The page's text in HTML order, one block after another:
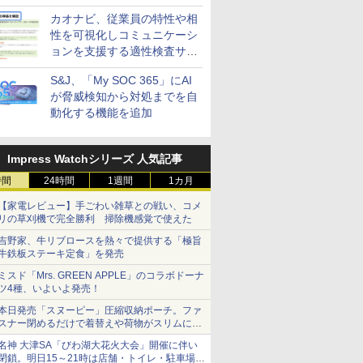
策設計・運用支援サービス」
カオナビ、従業員の特性や相
性を可視化しコミュニケーシ
ョンを支援する適性検査サー
ビスを提供
S&J、「My SOC 365」にAI
が脅威検知から対処までを自
動化する機能を追加
Impress Watchシリーズ 人気記事
24時間 1週間 1カ月
家電レビュー】手ごわい雑草との戦い、コメ
の草刈機で完全勝利 掃除機感覚で使えた
野家、牛リブロースを熱々で提供する「極旨
鉄板ステーキ定食」を発売
スド「Mrs. GREEN APPLE」のコラボドーナ
4種、いよいよ発売！
日発売「スヌーピー」圧縮収納ポーチ。ファ
ナー閉めるだけで着替えや荷物がスリムにま
まる
神 大津SA「びわ湖大花火大会」開催に伴い
鎖。明日15～21時は店舗・トイレ・駐車場の